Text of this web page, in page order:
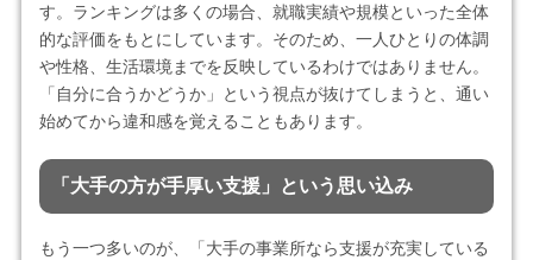
す。ランキングは多くの場合、就職実績や規模といった全体
的な評価をもとにしています。そのため、一人ひとりの体調
や性格、生活環境までを反映しているわけではありません。
「自分に合うかどうか」という視点が抜けてしまうと、通い
始めてから違和感を覚えることもあります。
「大手の方が手厚い支援」という思い込み
もう一つ多いのが、「大手の事業所なら支援が充実している